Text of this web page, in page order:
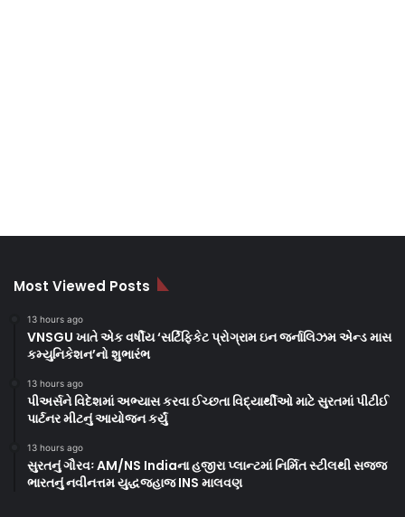
Most Viewed Posts
13 hours ago
VNSGU ખાતે એક વર્ષીય ‘સર્ટિફિકેટ પ્રોગ્રામ ઇન જર્નાલિઝમ એન્ડ માસ
કમ્યુનિકેશન’નો શુભારંભ
13 hours ago
પીઅર્સને વિદેશમાં અભ્યાસ કરવા ઈચ્છતા વિદ્યાર્થીઓ માટે સુરતમાં પીટીઈ
પાર્ટનર મીટનું આયોજન કર્યું
13 hours ago
સુરતનું ગૌરવઃ AM/NS Indiaના હજીરા પ્લાન્ટમાં નિર્મિત સ્ટીલથી સજ્જ
ભારતનું નવીનત્તમ યુદ્ધજહાજ INS માલવણ